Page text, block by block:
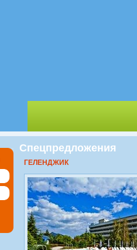
Спецпредложения
ГЕЛЕНДЖИК